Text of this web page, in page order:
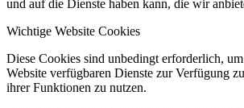
und auf die Dienste haben kann, die wir
Wichtige Website Cookies
Diese Cookies sind unbedingt erforderlich,
Website verfügbaren Dienste zur Verfügung
ihrer Funktionen zu nutzen.